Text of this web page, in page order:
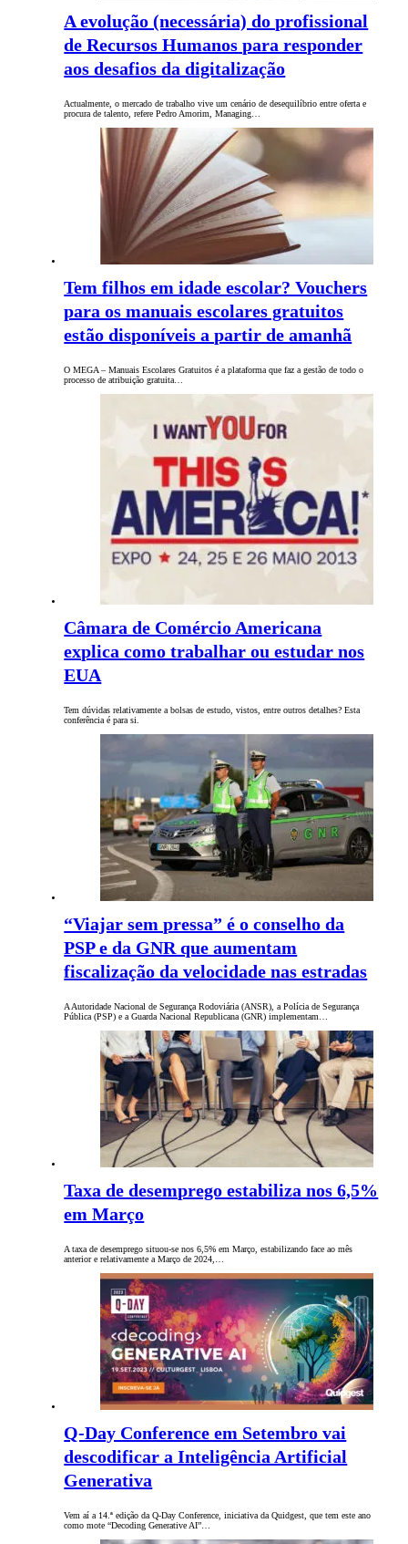
A evolução (necessária) do profissional
de Recursos Humanos para responder
aos desafios da digitalização
Actualmente, o mercado de trabalho vive um cenário de desequilíbrio entre oferta e
procura de talento, refere Pedro Amorim, Managing…
Tem filhos em idade escolar? Vouchers
para os manuais escolares gratuitos
estão disponíveis a partir de amanhã
O MEGA – Manuais Escolares Gratuitos é a plataforma que faz a gestão de todo o
processo de atribuição gratuita…
Câmara de Comércio Americana
explica como trabalhar ou estudar nos
EUA
Tem dúvidas relativamente a bolsas de estudo, vistos, entre outros detalhes? Esta
conferência é para si.
“Viajar sem pressa” é o conselho da
PSP e da GNR que aumentam
fiscalização da velocidade nas estradas
A Autoridade Nacional de Segurança Rodoviária (ANSR), a Polícia de Segurança
Pública (PSP) e a Guarda Nacional Republicana (GNR) implementam…
Taxa de desemprego estabiliza nos 6,5%
em Março
A taxa de desemprego situou-se nos 6,5% em Março, estabilizando face ao mês
anterior e relativamente a Março de 2024,…
Q-Day Conference em Setembro vai
descodificar a Inteligência Artificial
Generativa
Vem aí a 14.ª edição da Q-Day Conference, iniciativa da Quidgest, que tem este ano
como mote “Decoding Generative AI”…